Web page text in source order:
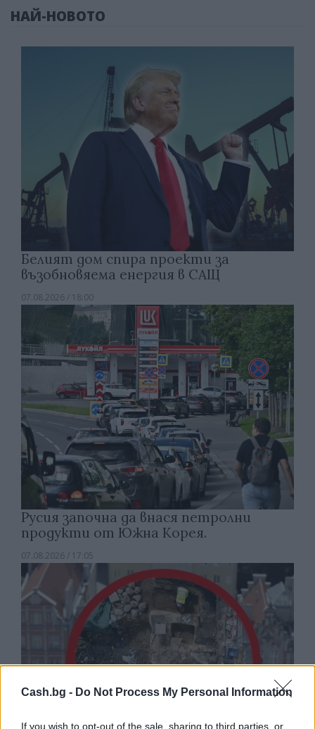
Cash.bg - Do Not Process My Personal Information
If you wish to opt-out of the sale, sharing to third parties, or
НАЙ-НОВОТО
Белият дом спира проекти за
възобновяема енергия в САЩ
07.08.2026 / 18:00
Русия започна да внася петролни
продукти от Южна Корея.
07.08.2026 / 17:05